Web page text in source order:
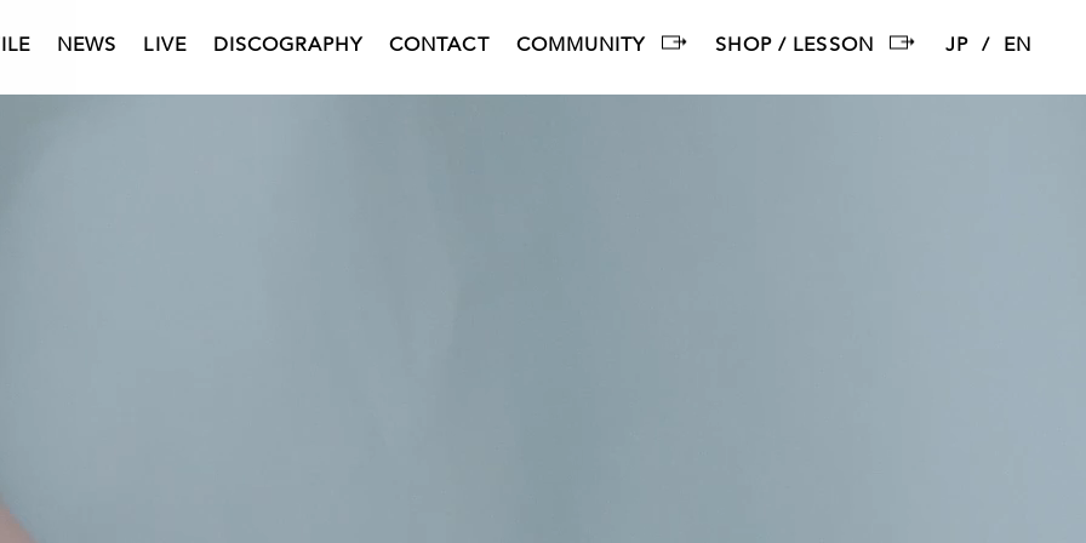
NEWS LIVE DISCOGRAPHY CONTACT COMMUNITY SHOP / LESSON JP EN